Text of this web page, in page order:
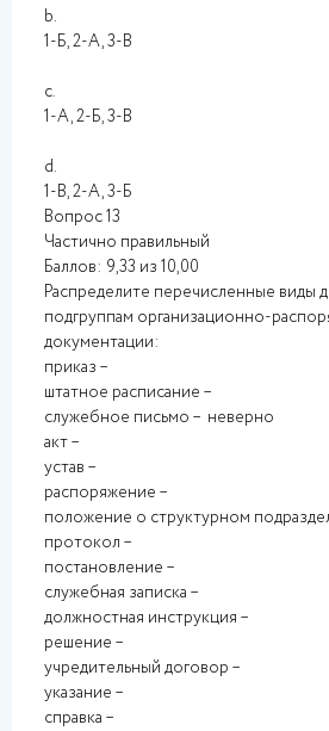
b.
1-Б, 2-А, 3-В
c.
1-А, 2-Б, 3-В
d.
1-В, 2-А, 3-Б
Вопрос 13
Частично правильный
Баллов: 9,33 из 10,00
Распределите перечисленные виды
подгруппам организационно-
документации:
приказ –
штатное расписание –
служебное письмо – неверно
акт –
устав –
распоряжение –
положение о структурном
протокол –
постановление –
служебная записка –
должностная инструкция –
решение –
учредительный договор –
указание –
справка –